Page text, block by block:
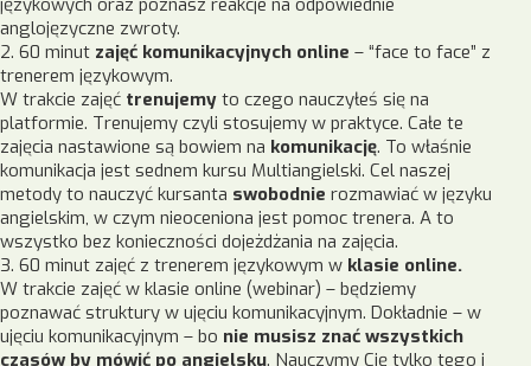
językowych oraz poznasz reakcje na odpowiednie
anglojęzyczne zwroty.
2. 60 minut zajęć komunikacyjnych online – “face to face” z
trenerem językowym.
W trakcie zajęć trenujemy to czego nauczyłeś się na
platformie. Trenujemy czyli stosujemy w praktyce. Całe te
zajęcia nastawione są bowiem na komunikację. To właśnie
komunikacja jest sednem kursu Multiangielski. Cel naszej
metody to nauczyć kursanta swobodnie rozmawiać w języku
angielskim, w czym nieoceniona jest pomoc trenera. A to
wszystko bez konieczności dojeżdżania na zajęcia.
3. 60 minut zajęć z trenerem językowym w klasie online.
W trakcie zajęć w klasie online (webinar) – będziemy
poznawać struktury w ujęciu komunikacyjnym. Dokładnie – w
ujęciu komunikacyjnym – bo nie musisz znać wszystkich
czasów by mówić po angielsku. Nauczymy Cię tylko tego i